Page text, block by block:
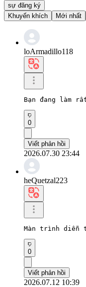
sự đăng ký
Khuyến khích
Mới nhất
loArmadillo118
Bạn đang làm
0
Viết phản hồi
2026.07.30 23:44
heQuetzal223
Màn trình diễn
0
Viết phản hồi
2026.07.12 10:39